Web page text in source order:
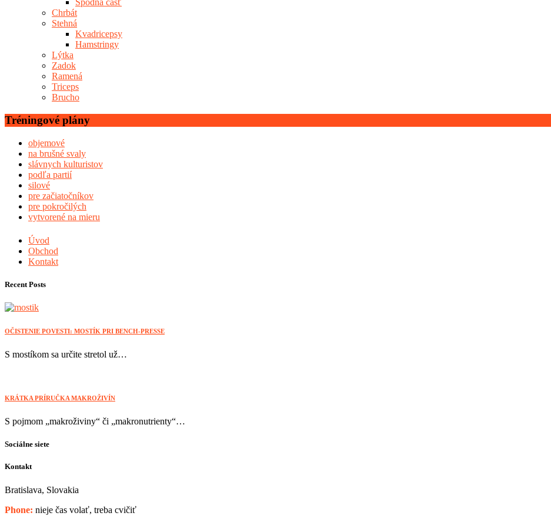
Spodná časť
Chrbát
Stehná
Kvadricepsy
Hamstringy
Lýtka
Zadok
Ramená
Triceps
Brucho
Tréningové plány
objemové
na brušné svaly
slávnych kulturistov
podľa partií
silové
pre začiatočníkov
pre pokročilých
vytvorené na mieru
Úvod
Obchod
Kontakt
Recent Posts
OČISTENIE POVESTI: MOSTÍK PRI BENCH-PRESSE
S mostíkom sa určite stretol už…
KRÁTKA PRÍRUČKA MAKROŽIVÍN
S pojmom „makroživiny“ či „makronutrienty“…
Sociálne siete
Kontakt
Bratislava, Slovakia
Phone: nieje čas volať, treba cvičiť